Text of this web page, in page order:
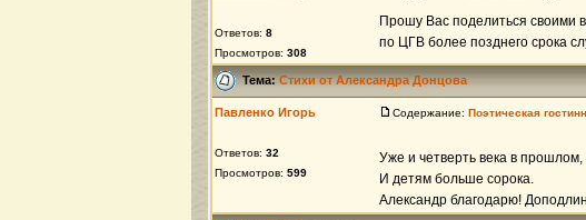
Ответов: 8
Просмотров: 308
Прошу Вас поделиться своими
по ЦГВ более позднего срока
Тема:Стихи от Александра Донцова
Павленко Игорь
Ответов: 32
Просмотров: 599
Содержание: Поэтическая
Уже и четверть века в прошлом,
И детям больше сорока.
Александр благодарю!